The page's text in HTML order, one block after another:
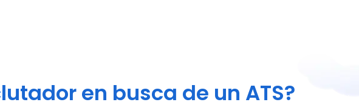
en busca de un ATS?